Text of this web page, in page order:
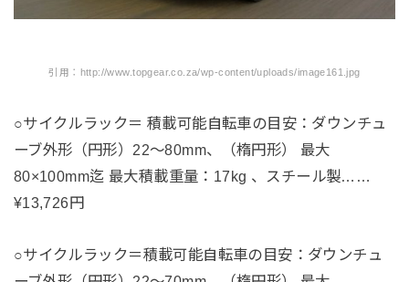
引用：http://www.topgear.co.za/wp-content/uploads/image161.jpg
○サイクルラック＝ 積載可能自転車の目安：ダウンチュ
ーブ外形（円形）22～80mm、（楕円形） 最大
80×100mm迄 最大積載重量：17kg 、スチール製……
¥13,726円
○サイクルラック＝積載可能自転車の目安：ダウンチュ